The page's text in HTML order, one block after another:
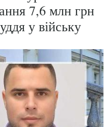
7,6 млн грн
у війську